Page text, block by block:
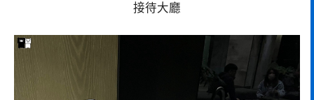
接待大廳